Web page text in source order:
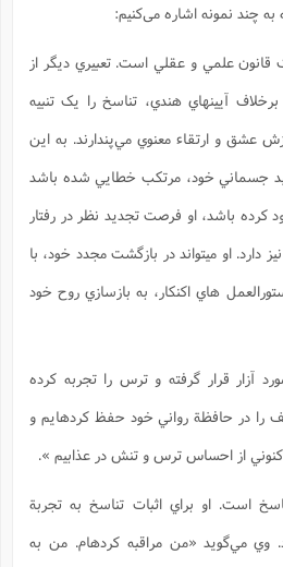
چند نمونه اشاره می‌کنیم:
قانون علمي و عقلي است. تعبيري ديگر از
آيينهاي هندي، تناسخ را يک تنبيه
عشق و ارتقاء معنوي مي‌پندارند. به اين
جسماني خود، مرتکب خطايي شده باشد
کرده باشد، او فرصت تجديد نظر در رفتار
دارد. او ميتواند در بازگشت مجدد خود، با
هاي اکنکار، به بازسازي روح خود
آزار قرار گرفته و ترس را تجربه کرده
را در حافظة رواني خود حفظ کردهايم و
از احساس ترس و تنش در عذابيم ».
است. او براي اثبات تناسخ به تجربة
مي‌گويد «من مراقبه کردهام. من به